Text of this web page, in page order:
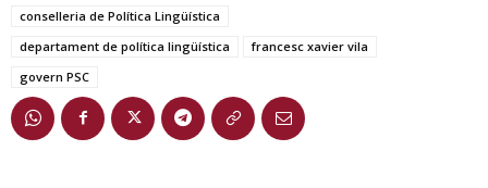
conselleria de Política Lingüística
departament de política lingüística
francesc xavier vila
govern PSC